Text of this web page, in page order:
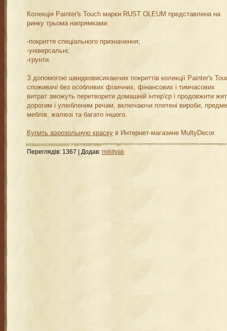
Колекція Painter's Touch марки RUST OLEUM представлена на
ринку трьома напрямками:
-покриття спеціального призначення;
-універсальні;
-грунти.
З допомогою швидковисихаючих покриттів колекції Painter's
споживачі без особливих фізичних, фінансових і тимчасових
витрат зможуть перетворити домашній інтер'єр і продовжити
дорогим і улюбленим речам, включаючи плетені вироби,
меблів, жалюзі та багато іншого.
Купить аэрозольную краску в Интернет-магазине MultyDecor.
Переглядів: 1367 Додав: mikityak